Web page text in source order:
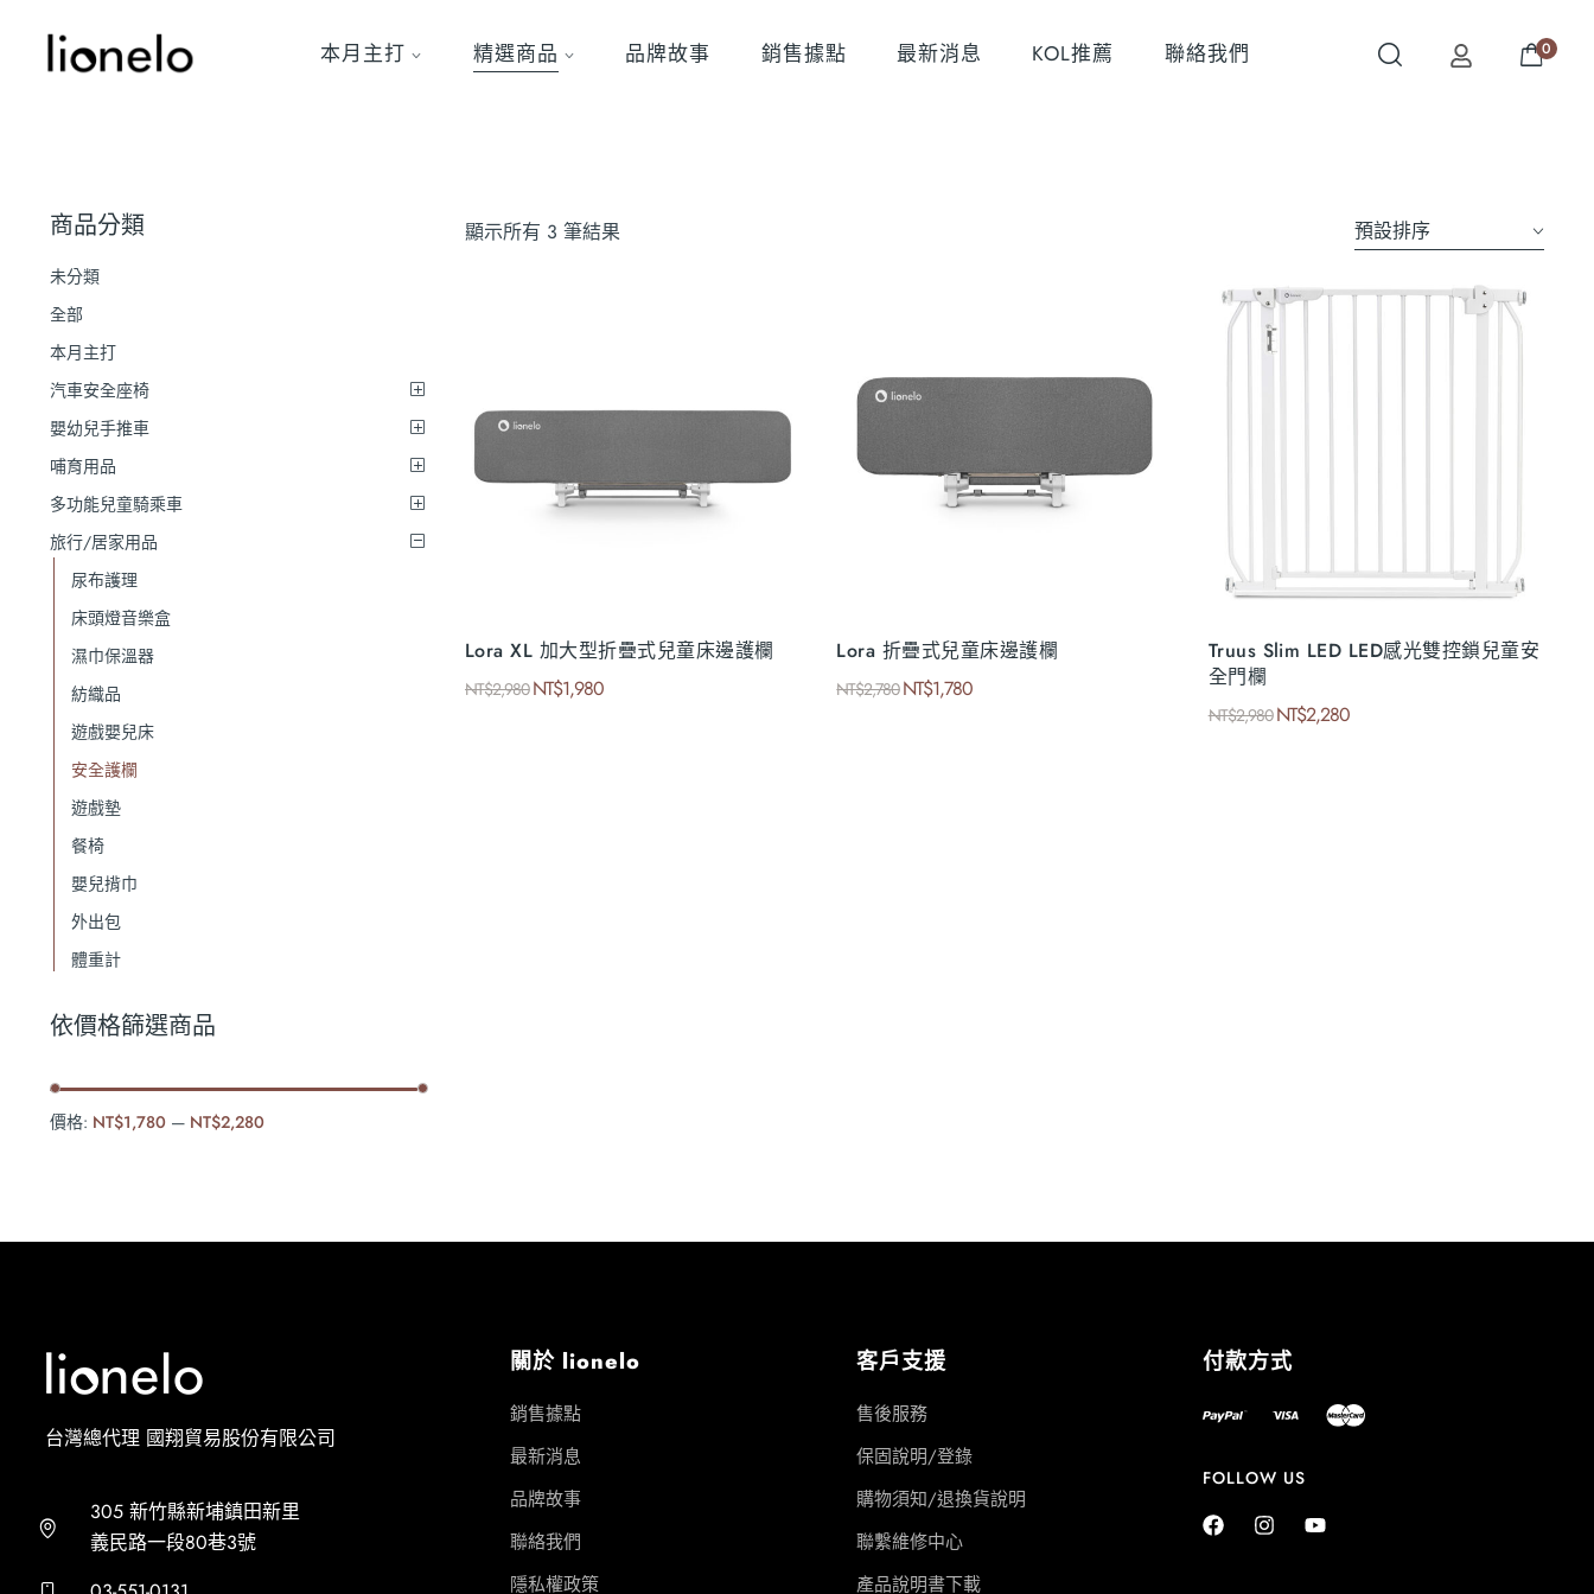
本月主打 精選商品 品牌故事 銷售據點 最新消息 KOL推薦 聯絡我們 0
顯示所有 3 筆結果 預設排序
Lora XL 加大型折疊式兒童床邊護欄
NT$2,980 NT$1,980
Lora 折疊式兒童床邊護欄
NT$2,780NT$1,780
Truus Slim LED LED感光雙控鎖兒童安
全門欄
NT$2,980 NT$2,280
商品分類
未分類
全部
本月主打
汽車安全座椅
嬰幼兒手推車
哺育用品
多功能兒童騎乘車
旅行/居家用品
尿布護理
床頭燈音樂盒
濕巾保溫器
紡織品
遊戲嬰兒床
安全護欄
遊戲墊
餐椅
嬰兒揹巾
外出包
體重計
依價格篩選商品
價格: NT$1,780 — NT$2,280
台灣總代理 國翔貿易股份有限公司
305 新竹縣新埔鎮田新里
義民路一段80巷3號
關於 lionelo
銷售據點
最新消息
品牌故事
聯絡我們
隱私權政策
客戶支援
售後服務
保固說明/登錄
購物須知/退換貨說明
聯繫維修中心
產品說明書下載
付款方式
FOLLOW US